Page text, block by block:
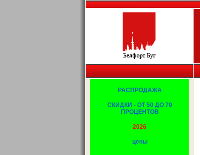
РАСПРОДАЖА
СКИДКИ - ОТ 50 ДО 70
ПРОЦЕНТОВ
2026
цены